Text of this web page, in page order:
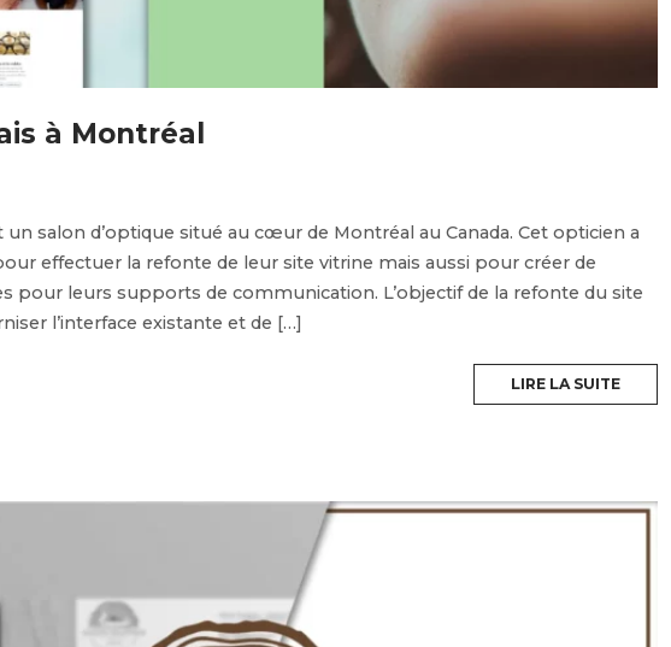
à Montréal
un salon d’optique situé au cœur de Montréal au Canada. Cet opticien a
effectuer la refonte de leur site vitrine mais aussi pour créer de
pour leurs supports de communication. L’objectif de la refonte du site
l’interface existante et de […]
LIRE LA SUITE